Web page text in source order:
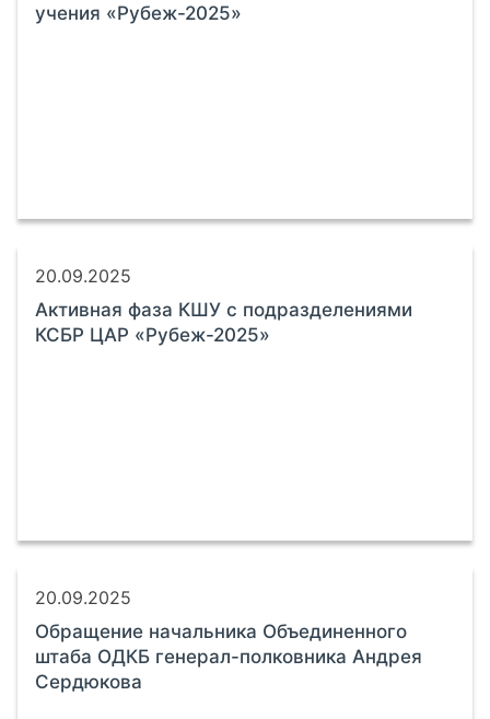
учения «Рубеж-2025»
20.09.2025
Активная фаза КШУ с подразделениями
КСБР ЦАР «Рубеж-2025»
20.09.2025
Обращение начальника Объединенного
штаба ОДКБ генерал-полковника Андрея
Сердюкова